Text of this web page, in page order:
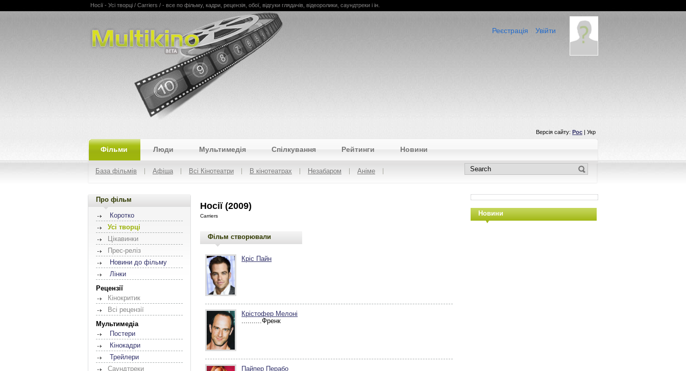
Multikino
Носії - Усі творці / Carriers / - все по фільму, кадри, рецензія, обої, відгуки глядачів, відеоролики, саундтреки і ін.
Увійти
Реєстрація
Версія сайту: Рос | Укр
Фільми Люди Мультимедія Спілкування Рейтинги Новини
База фільмів Афіша Всі Кінотеатри В кінотеатрах Незабаром Аніме
Про фільм
Коротко
Усі творці
Цікавинки
Прес-реліз
Новини до фільму
Лінки
Рецензії
Кінокритик
Всі рецензії
Мультимедіа
Постери
Кінокадри
Трейлери
Саундтреки
Носії (2009)
Carriers
Фільм створювали
Кріс Пайн
Крістофер Мелоні
..........Френк
Пайпер Перабо
Новини